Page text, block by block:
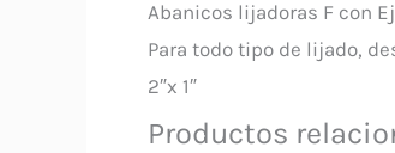
Abanicos lijadoras F con
Para todo tipo de lijado,
2″x 1″
Productos